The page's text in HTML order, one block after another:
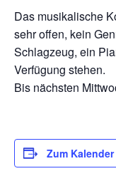
Das musikalische
sehr offen, kein
Schlagzeug, ein
Verfügung stehen.
Bis nächsten
Zum